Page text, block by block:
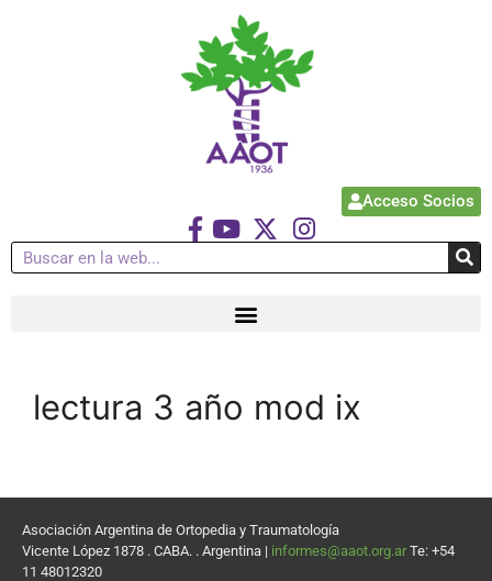
Acceso Socios
lectura 3 año mod ix
Asociación Argentina de Ortopedia y Traumatología
Vicente López 1878 . CABA. . Argentina | informes@aaot.org.ar Te: +54
11 48012320